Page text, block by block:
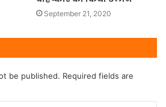
September 21, 2020
be published. Required fields are